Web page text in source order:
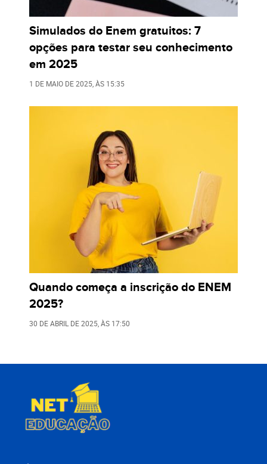
Simulados do Enem gratuitos: 7
opções para testar seu conhecimento
em 2025
1 DE MAIO DE 2025 , ÀS 15:35
Quando começa a inscrição do ENEM
2025?
30 DE ABRIL DE 2025 , ÀS 17:50